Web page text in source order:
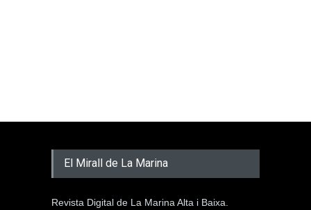
El Mirall de La Marina
Revista Digital de La Marina Alta i Baixa.